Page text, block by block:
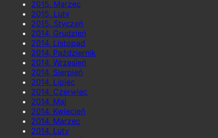
2015, Marzec
2015, Luty
2015, Styczeń
2014, Grudzień
2014, Listopad
2014, Październik
2014, Wrzesień
2014, Sierpień
2014, Lipiec
2014, Czerwiec
2014, Maj
2014, Kwiecień
2014, Marzec
2014, Luty